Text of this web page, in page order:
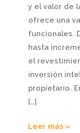
y el valor de
ofrece una
funcionales.
hasta
el
inversión
propietario.
[…]
Leer más »